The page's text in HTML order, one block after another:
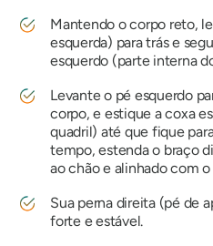
Mantendo o corpo reto,
esquerda) para trás e
esquerdo (parte interna
Levante o pé esquerdo
corpo, e estique a coxa
quadril) até que fique
tempo, estenda o braço
ao chão e alinhado com
Sua perna direita (pé de
forte e estável.